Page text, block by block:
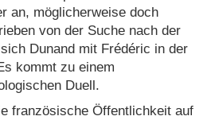
an, möglicherweise doch
von der Suche nach der
Dunand mit Frédéric in der
kommt zu einem
Duell.
französische Öffentlichkeit auf